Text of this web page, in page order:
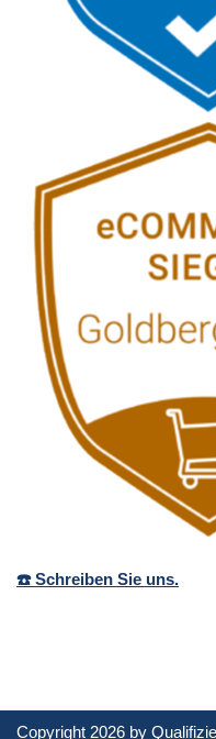
☎️ Schreiben Sie uns.
Copyright 2026 by